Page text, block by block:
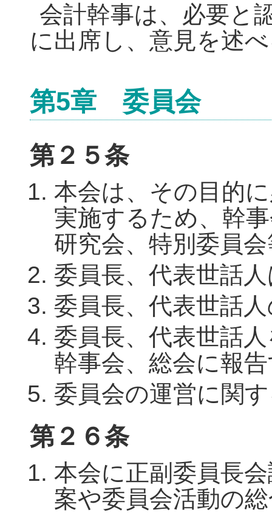
会計幹事は、必要と
に出席し、意見を述
第5章 委員会
第２５条
本会は、その目的
実施するため、幹
研究会、特別委員
委員長、代表世話
委員長、代表世話
委員長、代表世話
幹事会、総会に報
委員会の運営に関
第２６条
本会に正副委員長
案や委員会活動の